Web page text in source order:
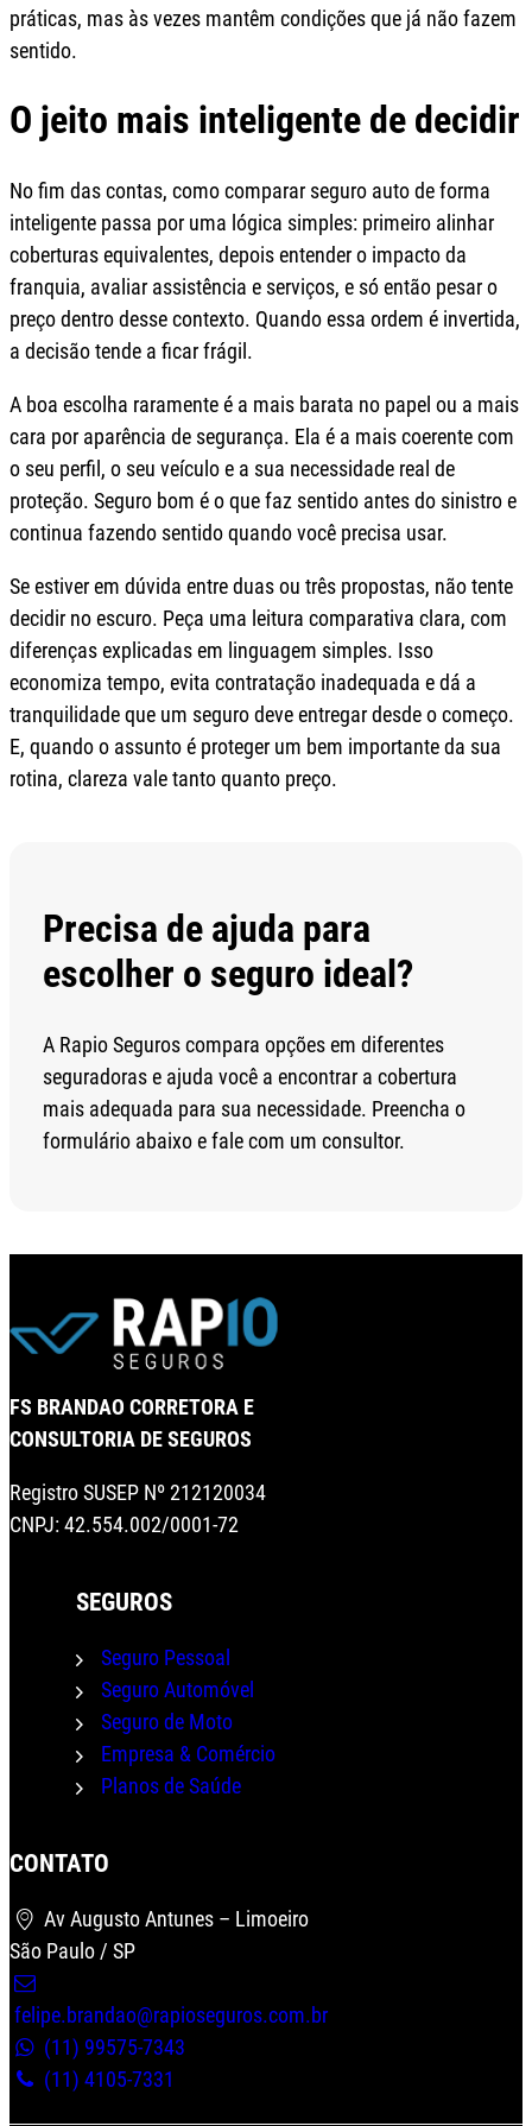
práticas, mas às vezes mantêm condições que já não fazem
sentido.
O jeito mais inteligente de decidir
No fim das contas, como comparar seguro auto de forma
inteligente passa por uma lógica simples: primeiro alinhar
coberturas equivalentes, depois entender o impacto da
franquia, avaliar assistência e serviços, e só então pesar o
preço dentro desse contexto. Quando essa ordem é invertida,
a decisão tende a ficar frágil.
A boa escolha raramente é a mais barata no papel ou a mais
cara por aparência de segurança. Ela é a mais coerente com
o seu perfil, o seu veículo e a sua necessidade real de
proteção. Seguro bom é o que faz sentido antes do sinistro e
continua fazendo sentido quando você precisa usar.
Se estiver em dúvida entre duas ou três propostas, não tente
decidir no escuro. Peça uma leitura comparativa clara, com
diferenças explicadas em linguagem simples. Isso
economiza tempo, evita contratação inadequada e dá a
tranquilidade que um seguro deve entregar desde o começo.
E, quando o assunto é proteger um bem importante da sua
rotina, clareza vale tanto quanto preço.
Precisa de ajuda para
escolher o seguro ideal?
A Rapio Seguros compara opções em diferentes
seguradoras e ajuda você a encontrar a cobertura
mais adequada para sua necessidade. Preencha o
formulário abaixo e fale com um consultor.
FS BRANDAO CORRETORA E
CONSULTORIA DE SEGUROS
Registro SUSEP Nº 212120034
CNPJ: 42.554.002/0001-72
SEGUROS
Seguro Pessoal
Seguro Automóvel
Seguro de Moto
Empresa & Comércio
Planos de Saúde
CONTATO
Av Augusto Antunes – Limoeiro
São Paulo / SP
felipe.brandao@rapioseguros.com.br
(11) 99575-7343
(11) 4105-7331